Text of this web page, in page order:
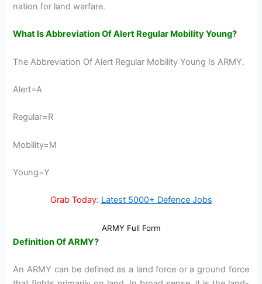
nation for land warfare.
What Is Abbreviation Of Alert Regular Mobility Young?
The Abbreviation Of Alert Regular Mobility Young Is ARMY.
Alert=A
Regular=R
Mobility=M
Young=Y
Grab Today: Latest 5000+ Defence Jobs
ARMY Full Form
Definition Of ARMY?
An ARMY can be defined as a land force or a ground force